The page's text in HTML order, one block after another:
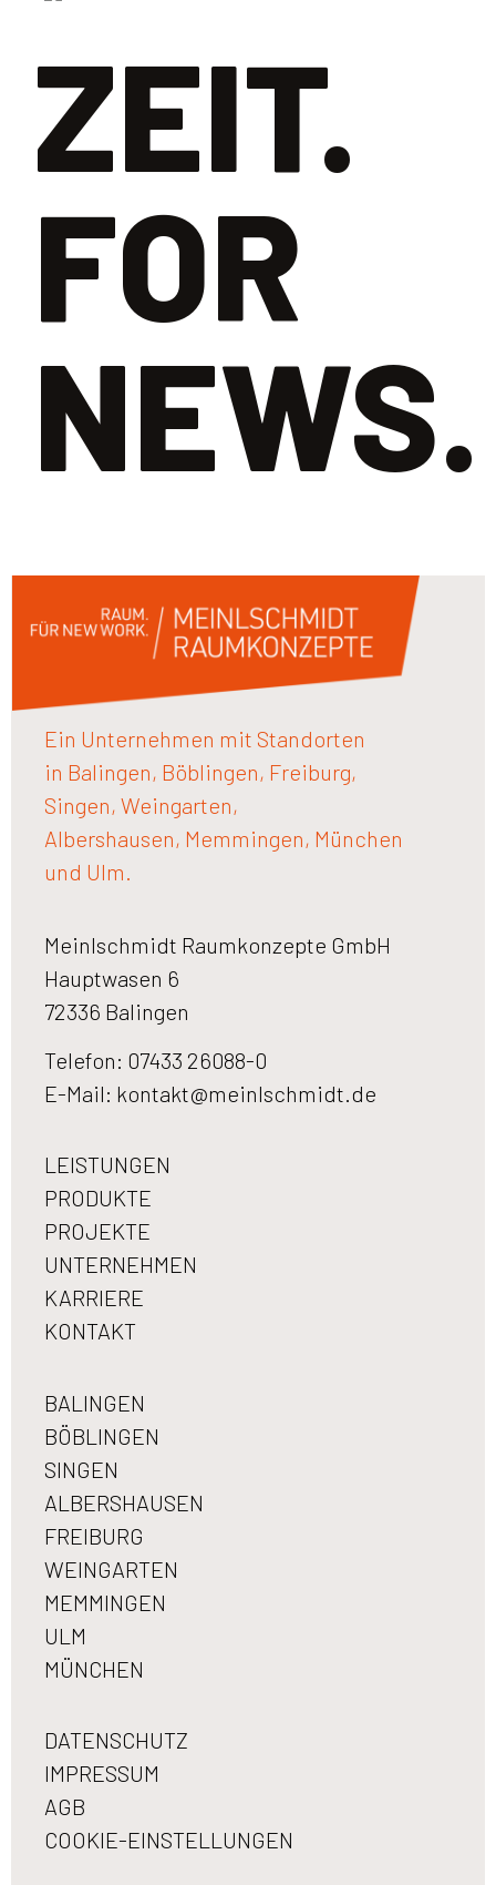
ZEIT.
FOR
NEWS.
Ein Unternehmen mit Standorten
in Balingen, Böblingen, Freiburg,
Singen, Weingarten,
Albershausen, Memmingen, München
und Ulm.
Meinlschmidt Raumkonzepte GmbH
Hauptwasen 6
72336 Balingen
Telefon: 07433 26088-0
E-Mail: kontakt@meinlschmidt.de
LEISTUNGEN
PRODUKTE
PROJEKTE
UNTERNEHMEN
KARRIERE
KONTAKT
BALINGEN
BÖBLINGEN
SINGEN
ALBERSHAUSEN
FREIBURG
WEINGARTEN
MEMMINGEN
ULM
MÜNCHEN
DATENSCHUTZ
IMPRESSUM
AGB
COOKIE-EINSTELLUNGEN